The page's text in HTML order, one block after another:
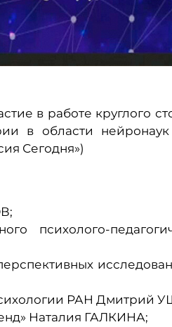
в работе круглого
в области
Сегодня»)
психолого-
РАН Дмитрий
Наталия ГАЛКИНА;